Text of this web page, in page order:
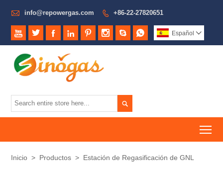
 info@repowergas.com  +86-22-27820651
        Español 

Inicio > Productos > Estación de Regasificación de GNL